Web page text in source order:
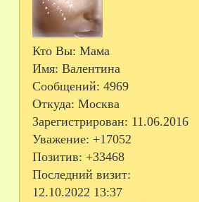
Кто Вы: Мама
Имя: Валентина
Сообщений: 4969
Откуда: Москва
Зарегистрирован: 11.06.2016
Уважение: +17052
Позитив: +33468
Последний визит:
12.10.2022 13:37